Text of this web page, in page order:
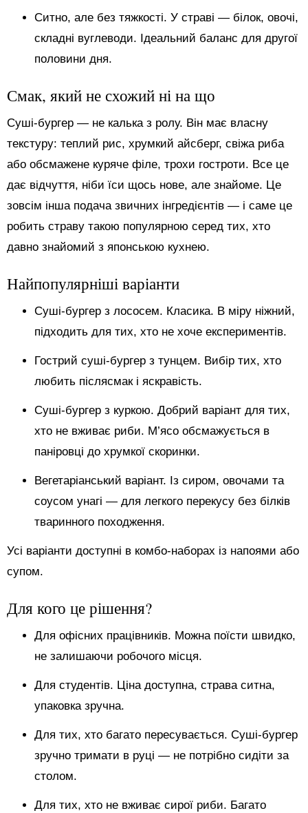
Ситно, але без тяжкості. У страві — білок, овочі,
складні вуглеводи. Ідеальний баланс для другої
половини дня.
Смак, який не схожий ні на що
Суші-бургер — не калька з ролу. Він має власну
текстуру: теплий рис, хрумкий айсберг, свіжа риба
або обсмажене куряче філе, трохи гостроти. Все це
дає відчуття, ніби їси щось нове, але знайоме. Це
зовсім інша подача звичних інгредієнтів — і саме це
робить страву такою популярною серед тих, хто
давно знайомий з японською кухнею.
Найпопулярніші варіанти
Суші-бургер з лососем. Класика. В міру ніжний,
підходить для тих, хто не хоче експериментів.
Гострий суші-бургер з тунцем. Вибір тих, хто
любить післясмак і яскравість.
Суші-бургер з куркою. Добрий варіант для тих,
хто не вживає риби. М’ясо обсмажується в
паніровці до хрумкої скоринки.
Вегетаріанський варіант. Із сиром, овочами та
соусом унагі — для легкого перекусу без білків
тваринного походження.
Усі варіанти доступні в комбо-наборах із напоями або
супом.
Для кого це рішення?
Для офісних працівників. Можна поїсти швидко,
не залишаючи робочого місця.
Для студентів. Ціна доступна, страва ситна,
упаковка зручна.
Для тих, хто багато пересувається. Суші-бургер
зручно тримати в руці — не потрібно сидіти за
столом.
Для тих, хто не вживає сирої риби. Багато